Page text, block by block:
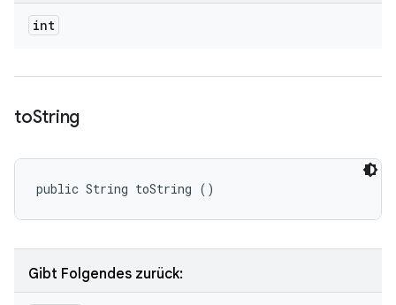
int
toString
public String toString ()
Gibt Folgendes zurück: